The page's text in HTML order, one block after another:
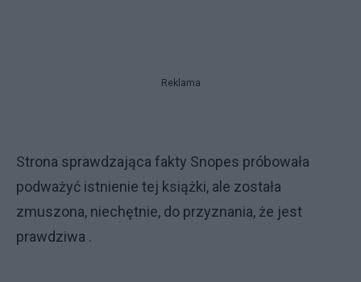
Reklama
Strona sprawdzająca fakty Snopes próbowała
podważyć istnienie tej książki, ale została
zmuszona, niechętnie, do przyznania, że jest
prawdziwa .